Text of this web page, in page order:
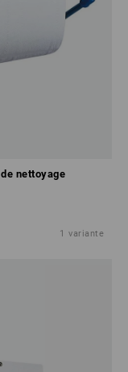
nettoyage
1 variante